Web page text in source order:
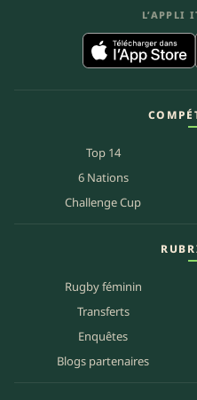
L’APPLI
Top 14
6 Nations
Challenge Cup
Rugby féminin
Transferts
Enquêtes
Blogs partenaires